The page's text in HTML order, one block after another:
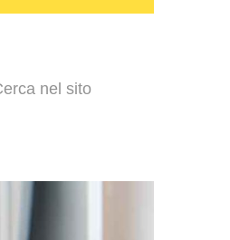
nel sito